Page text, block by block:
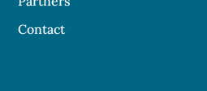
Contact